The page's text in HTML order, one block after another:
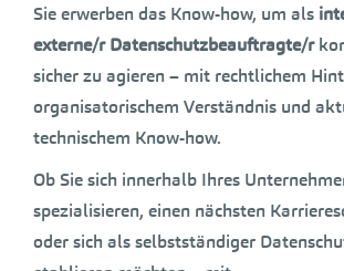
Sie erwerben das Know-how, um als
externe/r Datenschutzbeauftragte/r
sicher zu agieren – mit rechtlichem
organisatorischem Verständnis und
technischem Know-how.
Ob Sie sich innerhalb Ihres
spezialisieren, einen nächsten
oder sich als selbstständiger